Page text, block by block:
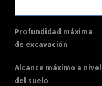
Profundidad máxima
de excavación
Alcance máximo a nivel
del suelo